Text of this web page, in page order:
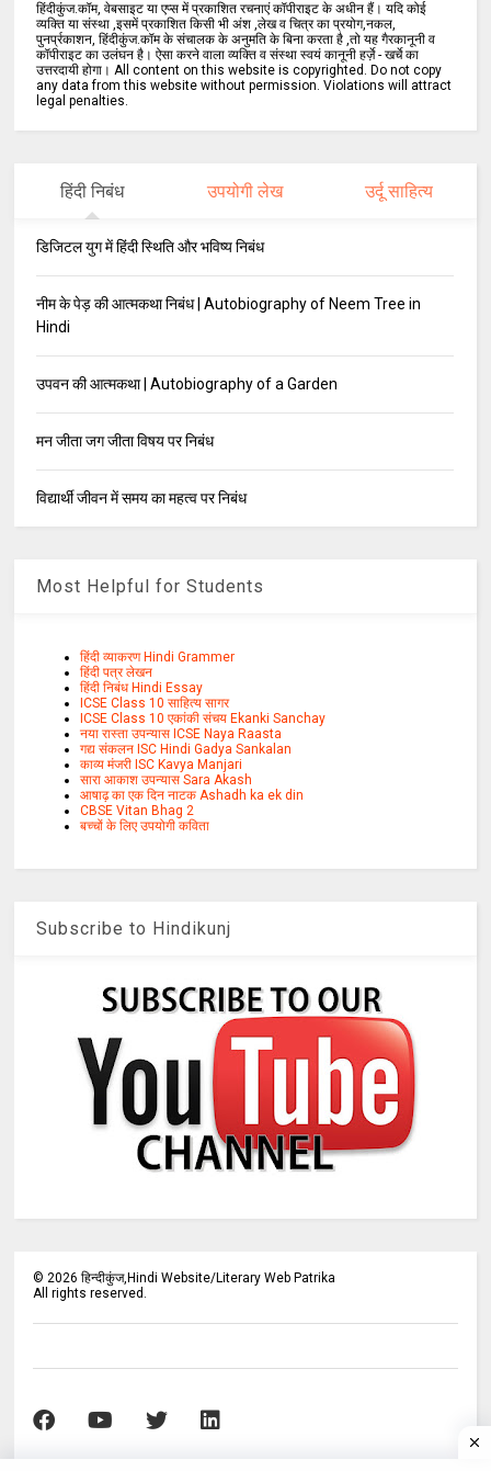
हिंदीकुंज.कॉम, वेबसाइट या एप्स में प्रकाशित रचनाएं कॉपीराइट के अधीन हैं। यदि कोई
व्यक्ति या संस्था ,इसमें प्रकाशित किसी भी अंश ,लेख व चित्र का प्रयोग,नकल,
पुनर्प्रकाशन, हिंदीकुंज.कॉम के संचालक के अनुमति के बिना करता है ,तो यह गैरकानूनी व
कॉपीराइट का उलंघन है। ऐसा करने वाला व्यक्ति व संस्था स्वयं कानूनी हर्ज़े - खर्चे का
उत्तरदायी होगा। All content on this website is copyrighted. Do not copy
any data from this website without permission. Violations will attract
legal penalties.
हिंदी निबंध उपयोगी लेख उर्दू साहित्य
डिजिटल युग में हिंदी स्थिति और भविष्य निबंध
नीम के पेड़ की आत्मकथा निबंध | Autobiography of Neem Tree in
Hindi
उपवन की आत्मकथा | Autobiography of a Garden
मन जीता जग जीता विषय पर निबंध
विद्यार्थी जीवन में समय का महत्व पर निबंध
Most Helpful for Students
हिंदी व्याकरण Hindi Grammer
हिंदी पत्र लेखन
हिंदी निबंध Hindi Essay
ICSE Class 10 साहित्य सागर
ICSE Class 10 एकांकी संचय Ekanki Sanchay
नया रास्ता उपन्यास ICSE Naya Raasta
गद्य संकलन ISC Hindi Gadya Sankalan
काव्य मंजरी ISC Kavya Manjari
सारा आकाश उपन्यास Sara Akash
आषाढ़ का एक दिन नाटक Ashadh ka ek din
CBSE Vitan Bhag 2
बच्चों के लिए उपयोगी कविता
Subscribe to Hindikunj
©2026 हिन्दीकुंज,Hindi Website/Literary Web Patrika
All rights reserved.